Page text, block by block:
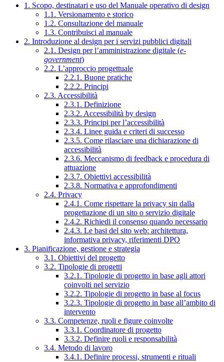
1. Scopo, destinatari e uso del Manuale operativo di design
1.1. Versionamento e storico
1.2. Consultazione del manuale
1.3. Contribuisci al manuale
2. Introduzione al design per i servizi pubblici digitali
2.1. Design per l’amministrazione digitale (e-
government)
2.2. L’approccio progettuale
2.2.1. Buone pratiche
2.2.2. Principi
2.3. Accessibilità
2.3.1. Definizione
2.3.2. Accessibilità by design
2.3.3. Principi per l’accessibilità
2.3.4. Linee guida e criteri di successo
2.3.5. Come rilasciare una dichiarazione di
accessibilità
2.3.6. Meccanismo di feedback e procedura di
attuazione
2.3.7. Obiettivi accessibilità
2.3.8. Normativa e approfondimenti
2.4. Privacy
2.4.1. Come rispettare la privacy sin dalla
progettazione di un sito o servizio digitale
2.4.2. Richiedi il consenso quando necessario
2.4.3. Le basi del sito web: architettura,
informativa privacy, riferimenti DPO
3. Pianificazione, gestione e strategia
3.1. Obiettivi del progetto
3.2. Tipologie di progetti
3.2.1. Tipologie di progetto in base agli attori
coinvolti nel servizio
3.2.2. Tipologie di progetto in base al focus
3.2.3. Tipologie di progetto in base all’ambito di
intervento
3.3. Competenze, ruoli e figure coinvolte
3.3.1. Coordinatore di progetto
3.3.2. Definire ruoli e responsabilità
3.4. Metodo di lavoro
3.4.1. Definire processi, strumenti e rituali